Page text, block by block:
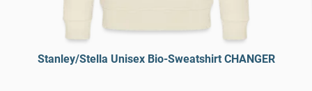
Stanley/Stella Unisex Bio-Sweatshirt CHANGER